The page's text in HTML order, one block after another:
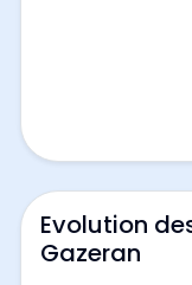
Evolution
Gazeran